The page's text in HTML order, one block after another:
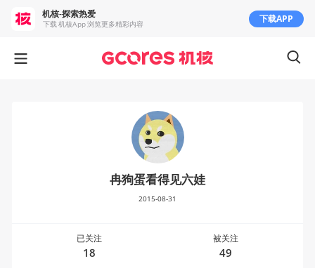
冉狗蛋看得见六娃
2015-08-31
已关注
18
被关注
49
机核-探索热爱
下载 机核App 浏览更多精彩内容 下载APP